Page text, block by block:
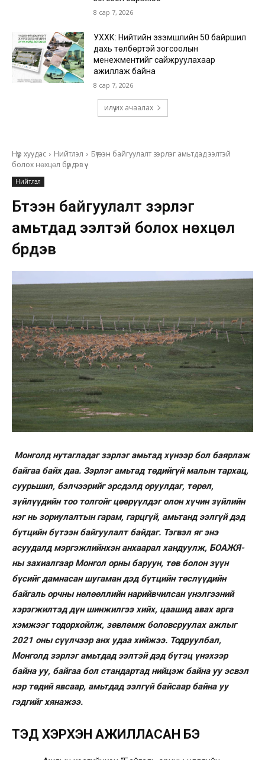
8 сар 7, 2026
УХХК: Нийтийн эзэмшлийн 50 байршил
дахь төлбөртэй зогсоолын
менежментийг сайжруулахаар
ажиллаж байна
8 сар 7, 2026
илүү их ачаалах